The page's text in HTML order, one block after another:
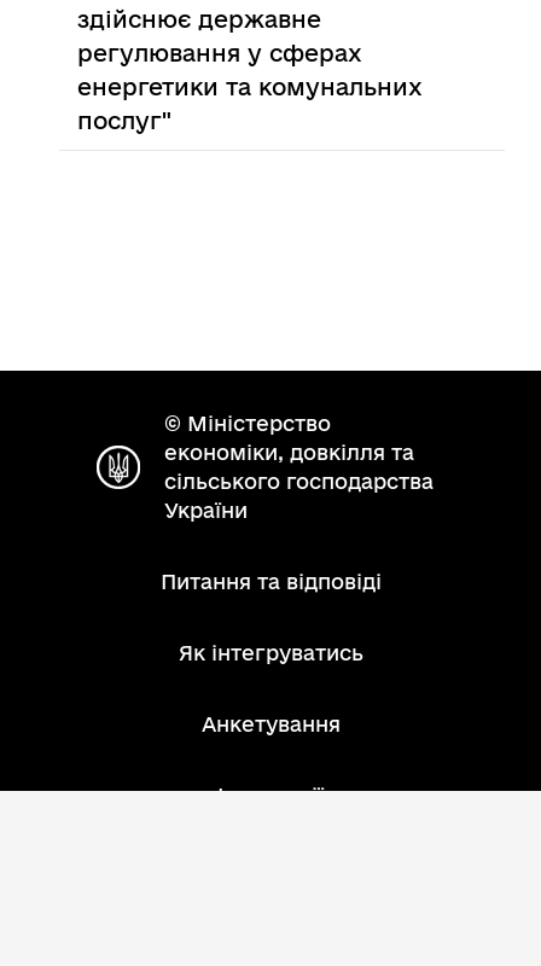
здійснює державне
регулювання у сферах
енергетики та комунальних
послуг"
© Міністерство
економіки, довкілля та
сільського господарства
України
Питання та відповіді
Як інтегруватись
Анкетування
Інструкції